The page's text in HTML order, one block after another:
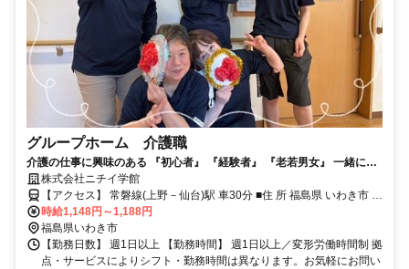
グループホーム 介護職
介護の仕事に興味のある 『初心者』 『経験者』 『老若男女』 一緒に働
きませんか? 当ホームでは、職員の年齢層は高いですが入居者様と職
員、『笑顔』で頑張っています。 ※給与UPしました‼
株式会社ニチイ学館
【アクセス】 常磐線(上野－仙台)駅 車30分 ■住 所 福島県 いわき市 内
郷高坂町大町30番4号 ■アクセス 常磐線(上野－仙台)駅 車30分
時給1,148円～1,188円
福島県いわき市
【勤務日数】 週1日以上 【勤務時間】 週1日以上／変形労働時間制 拠
点・サービスによりシフト・勤務時間は異なります。お気軽にお問い